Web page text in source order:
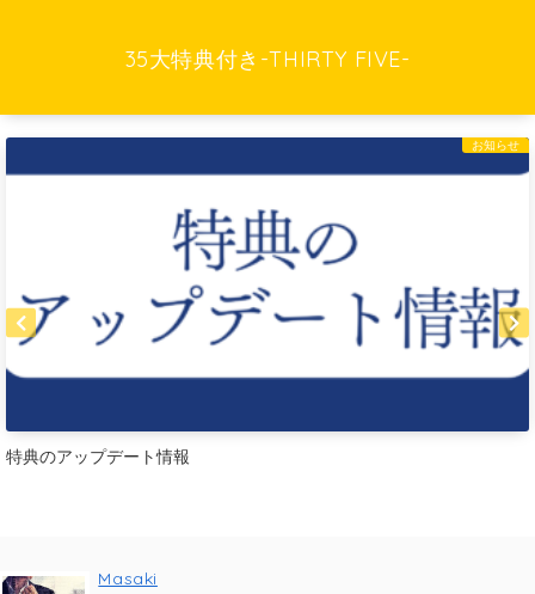
35大特典付き-THIRTY FIVE-
お知らせ
特典のアップデート情報
Masaki